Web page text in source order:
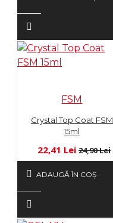
FSM
Crystal Top Coat FSM
15ml
22,41 Lei 24,90 Lei
ADAUGĂ ÎN COŞ